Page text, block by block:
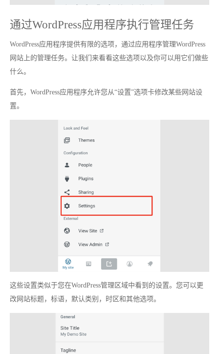
通过WordPress应用程序执行管理任务
WordPress应用程序提供有限的选项，通过应用程序管理WordPress
网站上的管理任务。让我们来看看这些选项以及你可以用它们做些
什么。
首先，WordPress应用程序允许您从“设置”选项卡修改某些网站设
置。
这些设置类似于您在WordPress管理区域中看到的设置。您可以更
改网站标题，标语，默认类别，时区和其他选项。